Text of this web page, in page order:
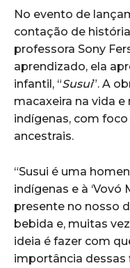
No evento de
contação de
professora Sony
aprendizado, ela
infantil, “Susui”. A
macaxeira na vida
indígenas, com
ancestrais.
“Susui é uma
indígenas e à ‘Vovó
presente no nosso
bebida e, muitas
ideia é fazer com
importância dessas